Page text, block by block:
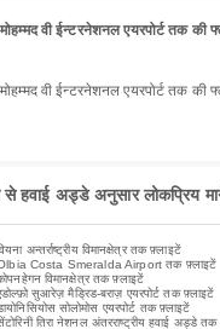
मोहम्मद वी ईन्टरनेशनल एयरपोर्ट तक
से हवाई अड्डे अनुसार लोकप्रिय
अन्तर्राष्ट्रीय विमानक्षेत्र तक फ़्लाइटें
से Olbia Costa Smeralda Airport तक फ़्लाइटें
विमानक्षेत्र तक फ़्लाइटें
सुआरेज़ मैड्रिड-बराज़ एयरपोर्ट तक फ़्लाइटें
सोलोमोस एयरपोर्ट तक फ़्लाइटें
तिरा नेशनल अंतरराष्ट्रीय हवाई अड्डे